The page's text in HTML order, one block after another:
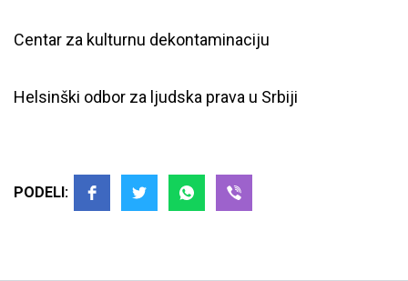
Centar za kulturnu dekontaminaciju
Helsinški odbor za ljudska prava u Srbiji
PODELI: